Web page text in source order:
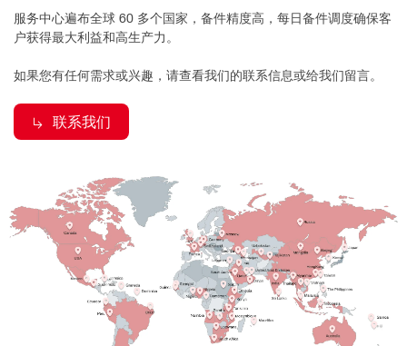
服务中心遍布全球 60 多个国家，备件精度高，每日备件调度确保客
户获得最大利益和高生产力。
如果您有任何需求或兴趣，请查看我们的联系信息或给我们留言。
联系我们